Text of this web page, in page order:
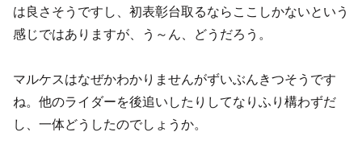
は良さそうですし、初表彰台取るならここしかないという
感じではありますが、う～ん、どうだろう。
マルケスはなぜかわかりませんがずいぶんきつそうです
ね。他のライダーを後追いしたりしてなりふり構わずだ
し、一体どうしたのでしょうか。